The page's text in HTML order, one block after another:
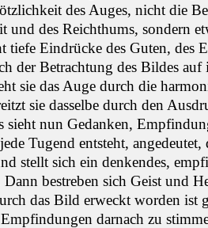
des Auges, nicht die
und des Reichthums, sondern
tiefe Eindrücke des Guten, des
der Betrachtung des Bildes
sie das Auge durch die
sie dasselbe durch den
sieht nun Gedanken,
Tugend entsteht,
stellt sich ein denkendes,
bestreben sich Geist und
das Bild erweckt worden ist
darnach zu